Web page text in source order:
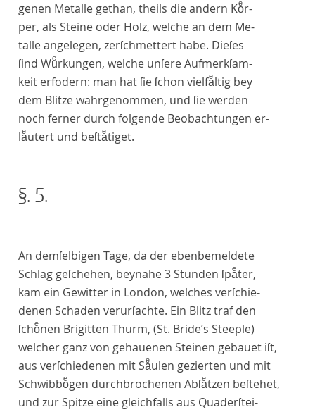
genen Metalle gethan, theils die andern Koͤr-
per, als Steine oder Holz, welche an dem Me-
talle angelegen, zerſchmettert habe. Dieſes
ſind Wuͤrkungen, welche unſere Aufmerkſam-
keit erfodern: man hat ſie ſchon vielfaͤltig bey
dem Blitze wahrgenommen, und ſie werden
noch ferner durch folgende Beobachtungen er-
laͤutert und beſtaͤtiget.
§. 5.
An demſelbigen Tage, da der ebenbemeldete
Schlag geſchehen, beynahe 3 Stunden ſpaͤter,
kam ein Gewitter in London, welches verſchie-
denen Schaden verurſachte. Ein Blitz traf den
ſchoͤnen Brigitten Thurm, (St. Bride’s Steeple)
welcher ganz von gehauenen Steinen gebauet iſt,
aus verſchiedenen mit Saͤulen gezierten und mit
Schwibboͤgen durchbrochenen Abſaͤtzen beſtehet,
und zur Spitze eine gleichfalls aus Quaderſtei-